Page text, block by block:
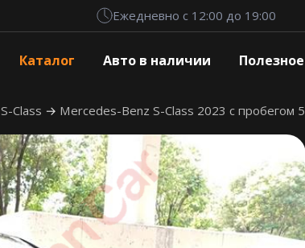
Ежедневно с 12:00 до 19:00
Каталог Авто в наличии Полезное
S-Class Mercedes-Benz S-Class 2023 с пробегом